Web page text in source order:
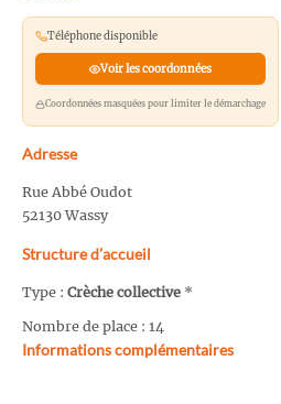
Téléphone disponible
Voir les coordonnées
Coordonnées masquées pour limiter le démarchage
Adresse
Rue Abbé Oudot
52130 Wassy
Structure d’accueil
Type : Crèche collective *
Nombre de place : 14
Informations complémentaires